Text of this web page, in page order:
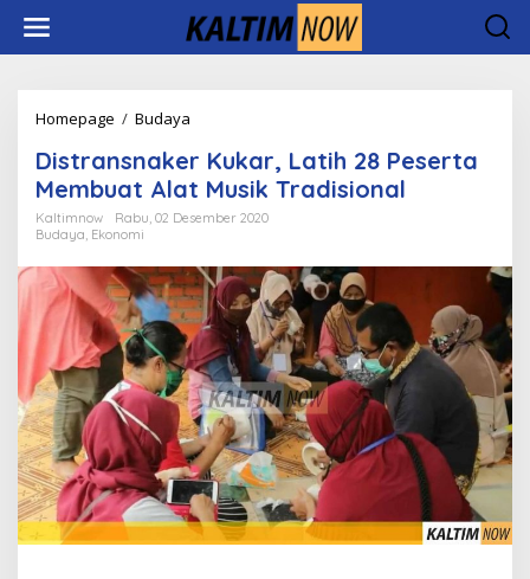
konten
Homepage / Budaya
Latih
28
Peserta
Membuat
Musik
Tradisional
Distransnaker Kukar, Latih 28 Peserta
Membuat Alat Musik Tradisional
Kaltimnow
Rabu, 02 Desember 2020
Budaya, Ekonomi